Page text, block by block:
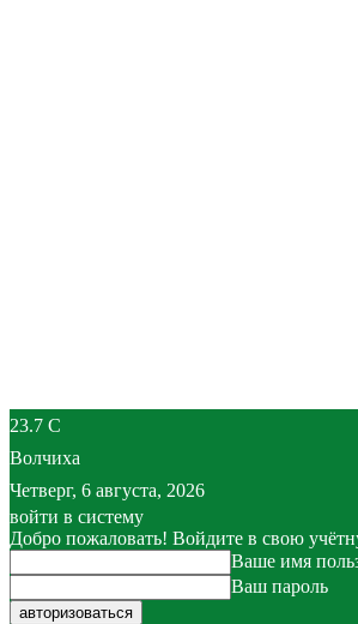
23.7 C
Волчиха
Четверг, 6 августа, 2026
войти в систему
Добро пожаловать! Войдите в свою
Ваше имя
Ваш пароль